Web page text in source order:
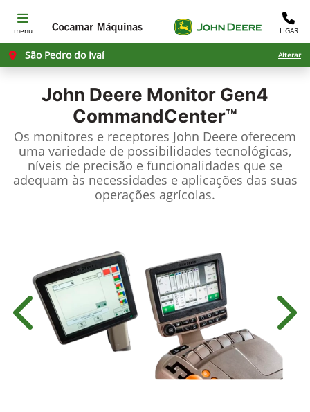
menu LIGAR
São Pedro do Ivaí Alterar
John Deere Monitor Gen4
CommandCenter™
Os monitores e receptores John Deere oferecem
uma variedade de possibilidades tecnológicas,
níveis de precisão e funcionalidades que se
adequam às necessidades e aplicações das suas
operações agrícolas.
Anterior